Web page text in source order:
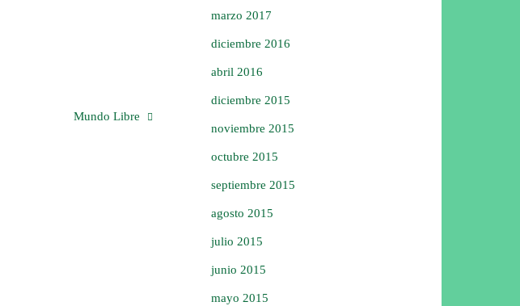
Mundo Libre
marzo 2017
diciembre 2016
abril 2016
diciembre 2015
noviembre 2015
octubre 2015
septiembre 2015
agosto 2015
julio 2015
junio 2015
mayo 2015